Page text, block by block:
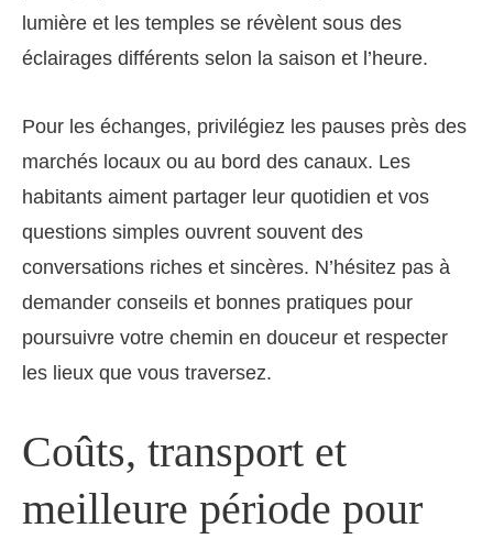
lumière et les temples se révèlent sous des
éclairages différents selon la saison et l’heure.
Pour les échanges, privilégiez les pauses près des
marchés locaux ou au bord des canaux. Les
habitants aiment partager leur quotidien et vos
questions simples ouvrent souvent des
conversations riches et sincères. N’hésitez pas à
demander conseils et bonnes pratiques pour
poursuivre votre chemin en douceur et respecter
les lieux que vous traversez.
Coûts, transport et
meilleure période pour